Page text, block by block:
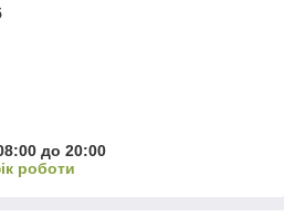
до 20:00
роботи